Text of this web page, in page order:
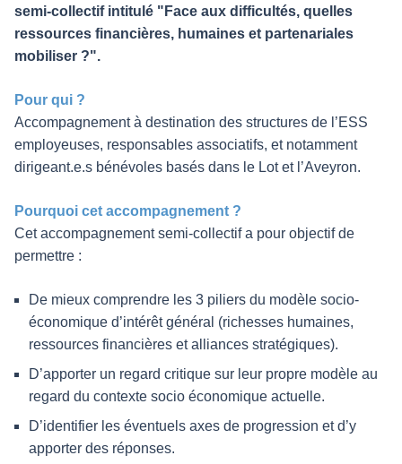
semi-collectif intitulé "Face aux difficultés, quelles
ressources financières, humaines et partenariales
mobiliser ?".
Pour qui ?
Accompagnement à destination des structures de l’ESS
employeuses, responsables associatifs, et notamment
dirigeant.e.s bénévoles basés dans le Lot et l’Aveyron.
Pourquoi cet accompagnement ?
Cet accompagnement semi-collectif a pour objectif de
permettre :
De mieux comprendre les 3 piliers du modèle socio-
économique d’intérêt général (richesses humaines,
ressources financières et alliances stratégiques).
D’apporter un regard critique sur leur propre modèle au
regard du contexte socio économique actuelle.
D’identifier les éventuels axes de progression et d’y
apporter des réponses.